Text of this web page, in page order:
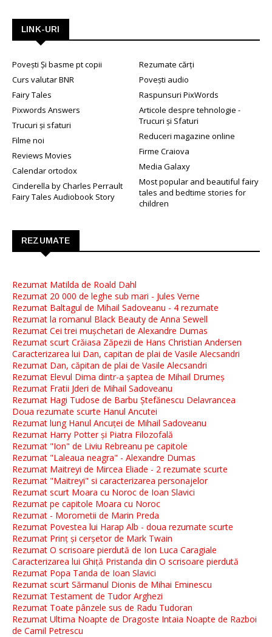
LINK-URI
Povești Și basme pt copii
Rezumate cărți
Curs valutar BNR
Povești audio
Fairy Tales
Raspunsuri PixWords
Pixwords Answers
Articole despre tehnologie -
Trucuri și Sfaturi
Trucuri și sfaturi
Reduceri magazine online
Filme noi
Firme Craiova
Reviews Movies
Media Galaxy
Calendar ortodox
Most popular and beautiful fairy
tales and bedtime stories for
children
Cinderella by Charles Perrault
Fairy Tales Audiobook Story
REZUMATE
Rezumat Matilda de Roald Dahl
Rezumat 20 000 de leghe sub mari - Jules Verne
Rezumat Baltagul de Mihail Sadoveanu - 4 rezumate
Rezumat la romanul Black Beauty de Anna Sewell
Rezumat Cei trei mușchetari de Alexandre Dumas
Rezumat scurt Crăiasa Zăpezii de Hans Christian Andersen
Caracterizarea lui Dan, capitan de plai de Vasile Alecsandri
Rezumat Dan, căpitan de plai de Vasile Alecsandri
Rezumat Elevul Dima dintr-a șaptea de Mihail Drumeș
Rezumat Fratii Jderi de Mihail Sadoveanu
Rezumat Hagi Tudose de Barbu Ștefănescu Delavrancea
Doua rezumate scurte Hanul Ancutei
Rezumat lung Hanul Ancuței de Mihail Sadoveanu
Rezumat Harry Potter și Piatra Filozofală
Rezumat "Ion" de Liviu Rebreanu pe capitole
Rezumat "Laleaua neagra" - Alexandre Dumas
Rezumat Maitreyi de Mircea Eliade - 2 rezumate scurte
Rezumat "Maitreyi" si caracterizarea personajelor
Rezumat scurt Moara cu Noroc de Ioan Slavici
Rezumat pe capitole Moara cu Noroc
Rezumat - Morometii de Marin Preda
Rezumat Povestea lui Harap Alb - doua rezumate scurte
Rezumat Prinț și cerșetor de Mark Twain
Rezumat O scrisoare pierdută de Ion Luca Caragiale
Caracterizarea lui Ghiță Pristanda din O scrisoare pierdută
Rezumat Popa Tanda de Ioan Slavici
Rezumat scurt Sărmanul Dionis de Mihai Eminescu
Rezumat Testament de Tudor Arghezi
Rezumat Toate pânzele sus de Radu Tudoran
Rezumat Ultima Noapte de Dragoste Intaia Noapte de Razboi
de Camil Petrescu